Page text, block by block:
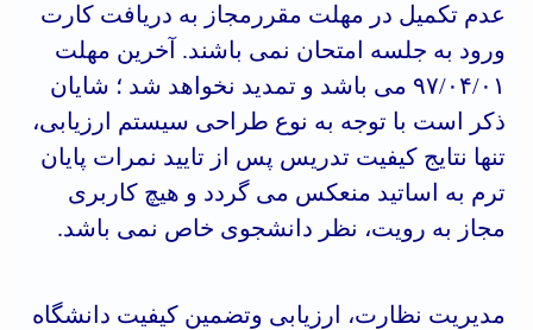
عدم تکمیل در مهلت مقررمجاز به دریافت کارت
ورود به جلسه امتحان نمی باشند. آخرین مهلت
۹۷/۰۴/۰۱ می باشد و تمدید نخواهد شد ؛ شایان
ذکر است با توجه به نوع طراحی سیستم ارزیابی،
تنها نتایج کیفیت تدریس پس از تایید نمرات پایان
ترم به اساتید منعکس می گردد و هیچ کاربری
مجاز به رویت، نظر دانشجوی خاص نمی باشد.
مدیریت نظارت، ارزیابی وتضمین کیفیت دانشگاه